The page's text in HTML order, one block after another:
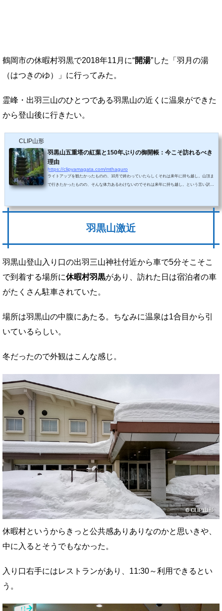
鶴岡市の休暇村羽黒で2018年11月に“開湯”した「羽月の湯
（はつきのゆ）」に行ってみた。
霊峰・出羽三山のひとつである羽黒山の近くに温泉ができた
から登山後に行きたい。
CLIP山形
羽黒山五重塔の紅葉と150年ぶりの御開帳：今こそ訪れるべき
理由
https://clipyamagata.com/mthaguro
ライトアップを観たかったものの、10月で終わっていたらしくそれは来年に持ち越し。山頂ま
で行きたかったものの、そんな体力あるわけないのでそれは来年に持ち越し。という言い訳を
ほどあるので、わざわざ取り上げなくてもという気はしていますが、こういうサイトを運営し
羽黒山激近
羽黒山登山入り口の出羽三山神社付近から車で5分そこそこ
で到着する場所に休暇村羽黒があり、訪れた日は宿泊者の車
がたくさん駐車されていた。
場所は羽黒山の中腹にあたる。ちなみに温泉は1合目から引
いているらしい。
冬だったので外観はこんな感じ。
休暇村というからきっと公共感ありありなのかと思いきや、
中に入るとそうでもなかった。
入り口右手にはレストランがあり、11:30～利用できるとい
う。